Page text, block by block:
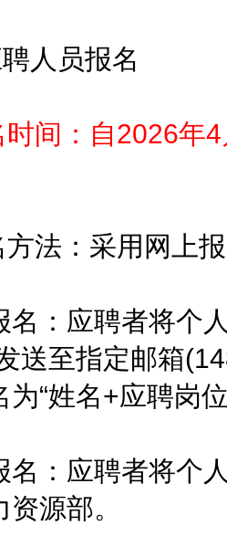
员报名
时间：自2026年
：采用网上报
应聘者将个人
送至指定邮箱
为“姓名+应聘岗
应聘者将个人
源部。